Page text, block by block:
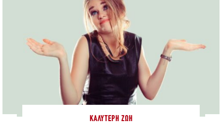
ΚΑΛΎΤΕΡΗ ΖΩΉ